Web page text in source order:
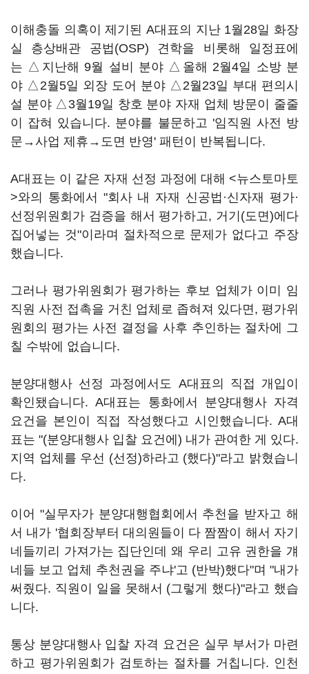
이해충돌 의혹이 제기된 A대표의 지난 1월28일 화장
실 층상배관 공법(OSP) 견학을 비롯해 일정표에
는 △지난해 9월 설비 분야 △올해 2월4일 소방 분
야 △2월5일 외장 도어 분야 △2월23일 부대 편의시
설 분야 △3월19일 창호 분야 자재 업체 방문이 줄줄
이 잡혀 있습니다. 분야를 불문하고 '임직원 사전 방
문→사업 제휴→도면 반영' 패턴이 반복됩니다.
A대표는 이 같은 자재 선정 과정에 대해 <뉴스토마토
>와의 통화에서 "회사 내 자재 신공법·신자재 평가·
선정위원회가 검증을 해서 평가하고, 거기(도면)에다
집어넣는 것"이라며 절차적으로 문제가 없다고 주장
했습니다.
그러나 평가위원회가 평가하는 후보 업체가 이미 임
직원 사전 접촉을 거친 업체로 좁혀져 있다면, 평가위
원회의 평가는 사전 결정을 사후 추인하는 절차에 그
칠 수밖에 없습니다.
분양대행사 선정 과정에서도 A대표의 직접 개입이
확인됐습니다. A대표는 통화에서 분양대행사 자격
요건을 본인이 직접 작성했다고 시인했습니다. A대
표는 "(분양대행사 입찰 요건에) 내가 관여한 게 있다.
지역 업체를 우선 (선정)하라고 (했다)"라고 밝혔습니
다.
이어 "실무자가 분양대행협회에서 추천을 받자고 해
서 내가 '협회장부터 대의원들이 다 짬짬이 해서 자기
네들끼리 가져가는 집단인데 왜 우리 고유 권한을 걔
네들 보고 업체 추천권을 주냐'고 (반박)했다"며 "내가
써줬다. 직원이 일을 못해서 (그렇게 했다)"라고 했습
니다.
통상 분양대행사 입찰 자격 요건은 실무 부서가 마련
하고 평가위원회가 검토하는 절차를 거칩니다. 인천